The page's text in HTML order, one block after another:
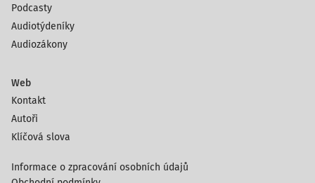
Podcasty
Audiotýdeníky
Audiozákony
Web
Kontakt
Autoři
Klíčová slova
Informace o zpracování osobních údajů